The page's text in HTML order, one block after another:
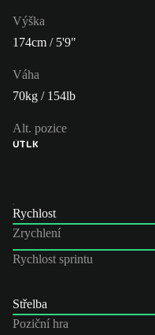
Výška
174cm / 5'9"
Váha
70kg / 154lb
Alt. pozice
ÚTLK
Rychlost
Zrychlení
Rychlost sprintu
Střelba
Poziční hra